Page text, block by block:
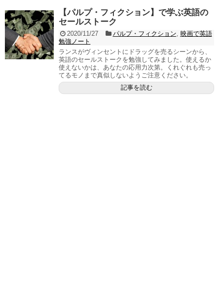
【パルプ・フィクション】で学ぶ英語の
セールストーク
2020/11/27 パルプ・フィクション, 映画で英語
勉強ノート
ランスがヴィンセントにドラッグを売るシーンから、
英語のセールストークを勉強してみました。使えるか
使えないかは、あなたの応用力次第。くれぐれも売っ
てるモノまで真似しないようご注意ください。
記事を読む